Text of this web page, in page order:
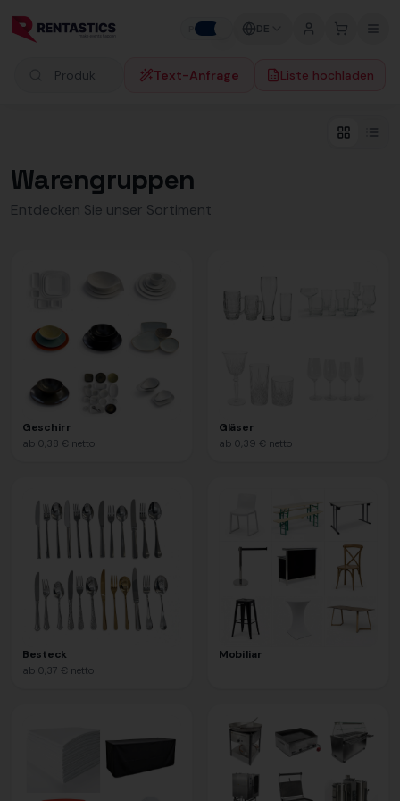
DE
Produkte suchen Text-Anfrage Liste hochladen
Warengruppen
Entdecken Sie unser Sortiment
Geschirr
ab 0,38 € netto
Gläser
ab 0,39 € netto
Besteck
ab 0,37 € netto
Mobiliar